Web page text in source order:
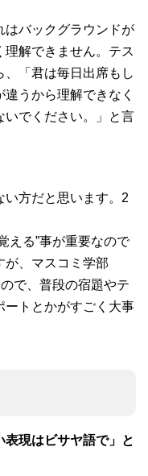
はバックグラウンドが
解できません。テス
、「君は毎日出席もし
うから理解できなく
いでください。」と言
い方だと思います。2
える”事が重要なので
が、マスコミ学部
で、普段の宿題やテ
ートとかがすごく大事
現はビサヤ語で」と